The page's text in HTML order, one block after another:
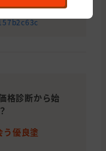
格診断から始
う優良塗